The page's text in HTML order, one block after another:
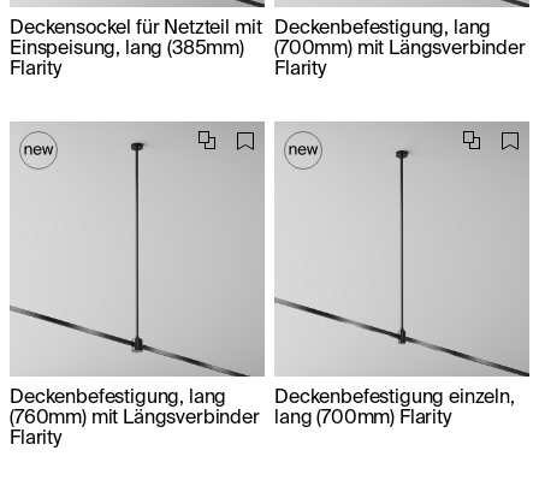
Deckensockel für Netzteil mit
Einspeisung, lang (385mm)
Flarity
Deckenbefestigung, lang
(700mm) mit Längsverbinder
Flarity
Deckenbefestigung, lang
(760mm) mit Längsverbinder
Flarity
Deckenbefestigung einzeln,
lang (700mm) Flarity